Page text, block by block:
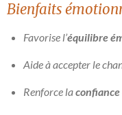
Bienfaits
Favorise l’équilibre
Aide à accepter le
Renforce la